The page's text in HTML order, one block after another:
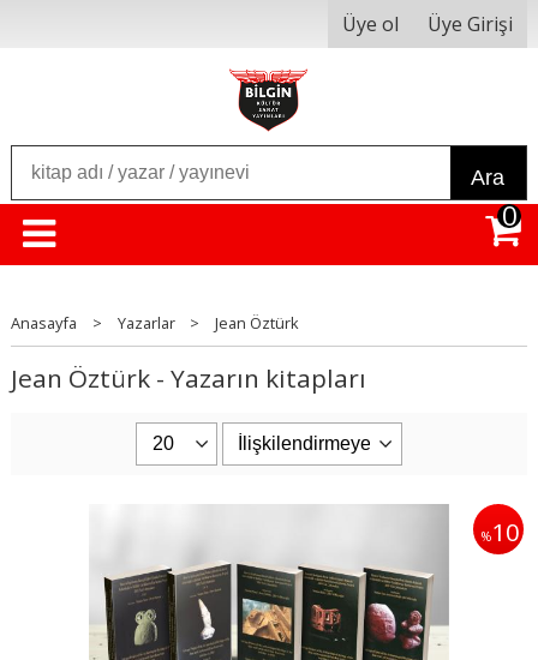
Üye ol Üye Girişi
Ara
0
Anasayfa > Yazarlar > Jean Öztürk
Jean Öztürk - Yazarın kitapları
%10